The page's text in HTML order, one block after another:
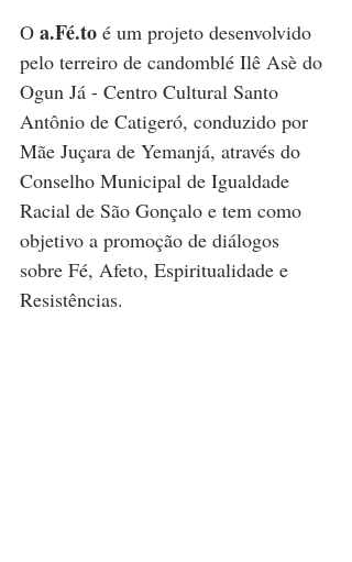
O a.Fé.to é um projeto desenvolvido
pelo terreiro de candomblé Ilê Asè do
Ogun Já - Centro Cultural Santo
Antônio de Catigeró, conduzido por
Mãe Juçara de Yemanjá, através do
Conselho Municipal de Igualdade
Racial de São Gonçalo e tem como
objetivo a promoção de diálogos
sobre Fé, Afeto, Espiritualidade e
Resistências.